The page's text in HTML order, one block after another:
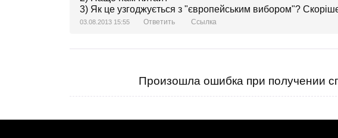
3) Як це узгоджується з "європейським вибором"?
03.08.2013 15:55 Ответить Ссылка
Произошла ошибка при получении